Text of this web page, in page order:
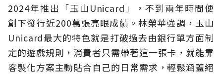
2024年推出「玉山Unicard」，不到兩年時間便
創下發行近200萬張亮眼成績。林榮華強調，玉山
Unicard最大的特色就是打破過去由銀行單方面制
定的遊戲規則，消費者只需帶著這一張卡，就能靠
客製化方案主動貼合自己的日常需求，輕鬆涵蓋絕